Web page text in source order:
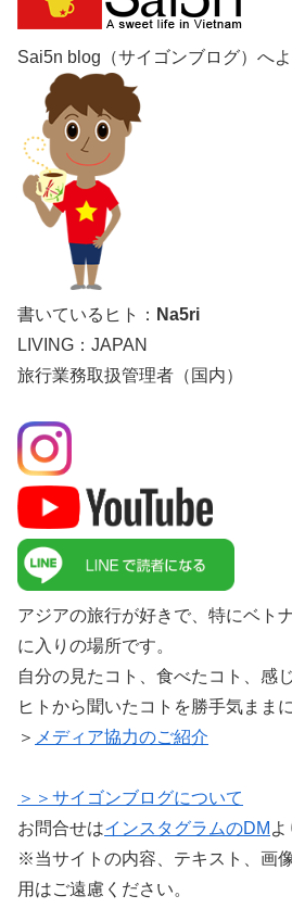
Sai5n blog（サイゴンブログ）へよ
書いているヒト： Na5ri
LIVING：JAPAN
旅行業務取扱管理者（国内）
アジアの旅行が好きで、特にベト
に入りの場所です。
自分の見たコト、食べたコト、感
ヒトから聞いたコトを勝手気まま
＞ メディア協力のご紹介
＞＞サイゴンブログについて
お問合せはインスタグラムのDM よ
※当サイトの内容、テキスト、画
用はご遠慮ください。